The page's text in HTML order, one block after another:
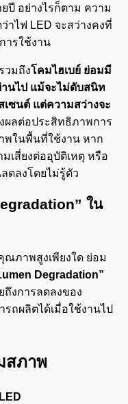
ปี อย่างไรก็ตาม ความ
าไฟ LED จะสว่างคงที่
ารใช้งาน
วมถึงโคมไฮเบย์ย่อมมี
านไป แม้จะไม่ดับสนิท
ซนต์ แต่ความสว่างจะ
ผลต่อประสิทธิภาพการ
ในพื้นที่ใช้งาน หาก
เสี่ยงต่ออุบัติเหตุ หรือ
ดลงโดยไม่รู้ตัว
ใน
ณภาพสูงเพียงใด ย่อม
Degradation”
ถึงการลดลงของ
ถผลิตได้เมื่อใช้งานไป
สภาพ
LED